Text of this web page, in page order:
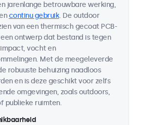
jarenlange betrouwbare werking,
continu gebruik. De outdoor
van een thermisch gecoat PCB-
ontwerp dat bestand is tegen
vocht en
Met de meegeleverde
robuuste behuizing naadloos
en is deze geschikt voor zelfs
omgevingen, zoals outdoors,
publieke ruimten.